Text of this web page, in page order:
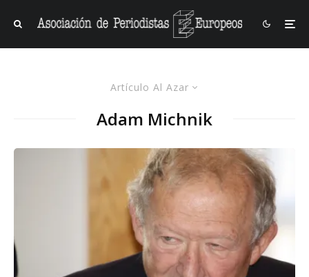
Artículo Al Azar
Adam Michnik